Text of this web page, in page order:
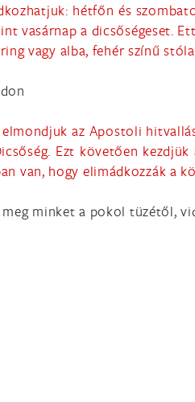
hétfőn és
vasárnap a dicsőségeset.
vagy alba, fehér színű
az Apostoli
Ezt követően
van, hogy elimádkozzák a
minket a pokol tüzétől,